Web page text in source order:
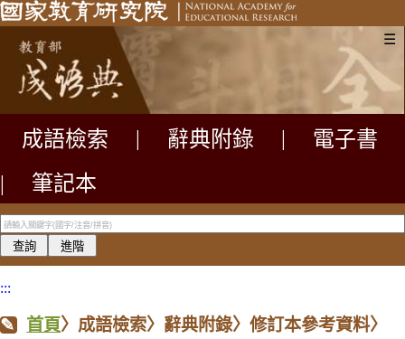
☰
成語檢索 辭典附錄
電子書
|
筆記本
:::
首頁〉成語檢索〉辭典附錄〉修訂本參考資料〉